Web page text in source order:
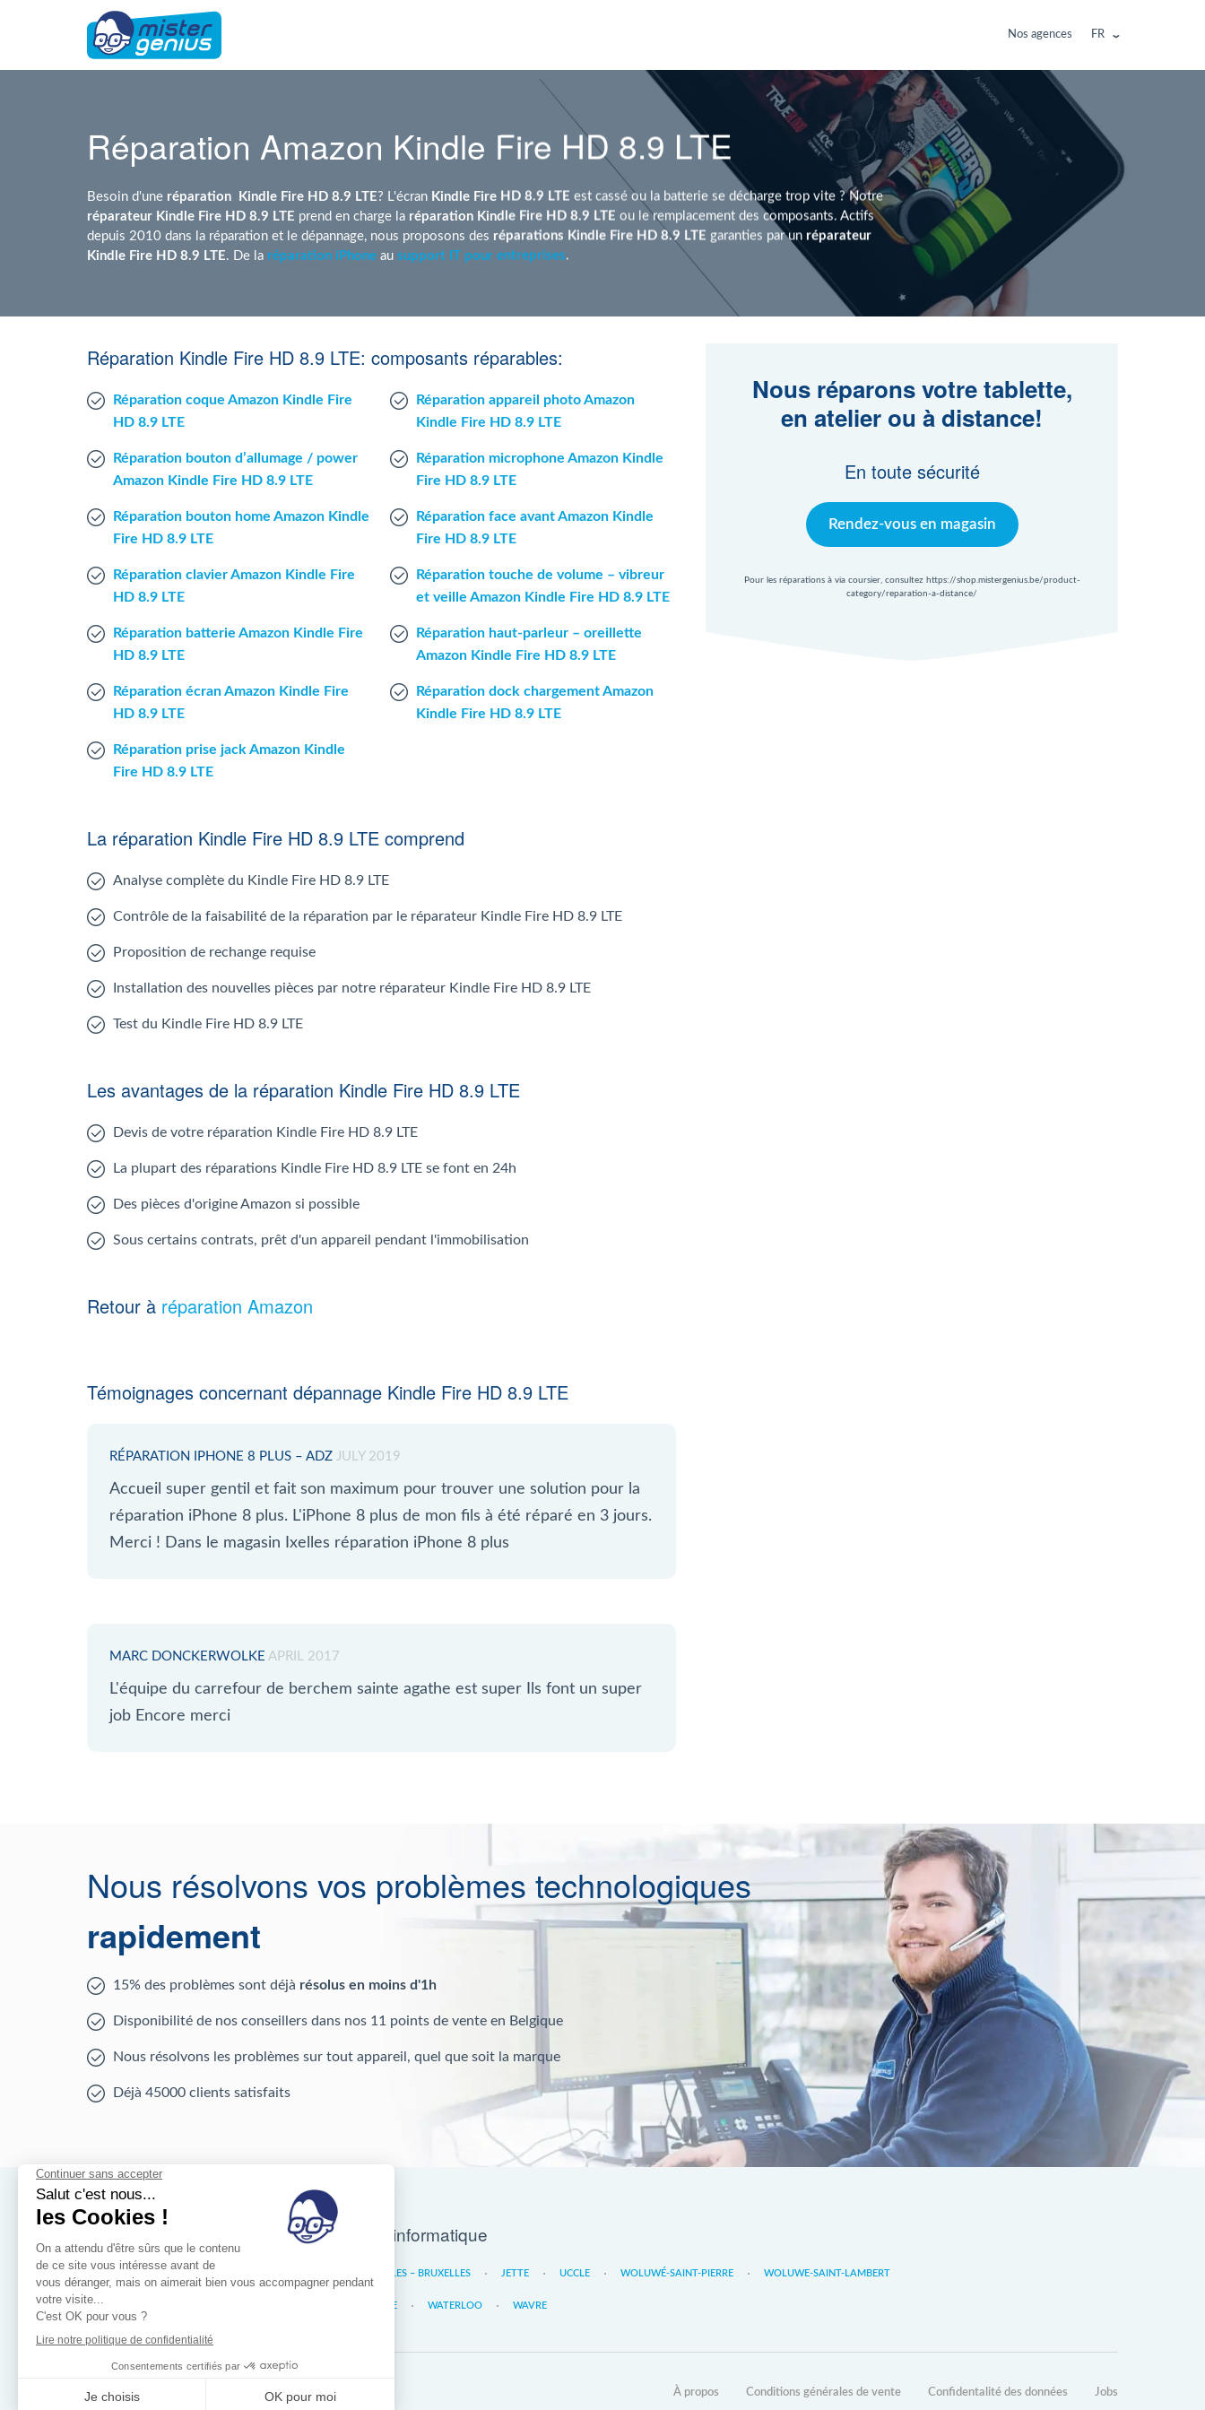
Nos agences FR
Réparation Amazon Kindle Fire HD 8.9 LTE
Besoin d'une réparation Kindle Fire HD 8.9 LTE? L'écran Kindle Fire HD 8.9 LTE est cassé ou la batterie se décharge trop vite ? Notre
réparateur Kindle Fire HD 8.9 LTE prend en charge la réparation Kindle Fire HD 8.9 LTE ou le remplacement des composants. Actifs
depuis 2010 dans la réparation et le dépannage, nous proposons des réparations Kindle Fire HD 8.9 LTE garanties par un réparateur
Kindle Fire HD 8.9 LTE. De la réparation iPhone au support IT pour entreprises.
Réparation Kindle Fire HD 8.9 LTE: composants réparables:
Réparation coque Amazon Kindle Fire
HD 8.9 LTE
Réparation bouton d’allumage / power
Amazon Kindle Fire HD 8.9 LTE
Réparation bouton home Amazon Kindle
Fire HD 8.9 LTE
Réparation clavier Amazon Kindle Fire
HD 8.9 LTE
Réparation batterie Amazon Kindle Fire
HD 8.9 LTE
Réparation écran Amazon Kindle Fire
HD 8.9 LTE
Réparation prise jack Amazon Kindle
Fire HD 8.9 LTE
Réparation appareil photo Amazon
Kindle Fire HD 8.9 LTE
Réparation microphone Amazon Kindle
Fire HD 8.9 LTE
Réparation face avant Amazon Kindle
Fire HD 8.9 LTE
Réparation touche de volume – vibreur
et veille Amazon Kindle Fire HD 8.9 LTE
Réparation haut-parleur – oreillette
Amazon Kindle Fire HD 8.9 LTE
Réparation dock chargement Amazon
Kindle Fire HD 8.9 LTE
Nous réparons votre tablette,
en atelier ou à distance!
En toute sécurité
Rendez-vous en magasin
Pour les réparations à via coursier, consultez https://shop.mistergenius.be/product-
category/reparation-a-distance/
La réparation Kindle Fire HD 8.9 LTE comprend
Analyse complète du Kindle Fire HD 8.9 LTE
Contrôle de la faisabilité de la réparation par le réparateur Kindle Fire HD 8.9 LTE
Proposition de rechange requise
Installation des nouvelles pièces par notre réparateur Kindle Fire HD 8.9 LTE
Test du Kindle Fire HD 8.9 LTE
Les avantages de la réparation Kindle Fire HD 8.9 LTE
Devis de votre réparation Kindle Fire HD 8.9 LTE
La plupart des réparations Kindle Fire HD 8.9 LTE se font en 24h
Des pièces d'origine Amazon si possible
Sous certains contrats, prêt d'un appareil pendant l'immobilisation
Retour à réparation Amazon
Témoignages concernant dépannage Kindle Fire HD 8.9 LTE
RÉPARATION IPHONE 8 PLUS – ADZ JULY 2019
Accueil super gentil et fait son maximum pour trouver une solution pour la
réparation iPhone 8 plus. L'iPhone 8 plus de mon fils à été réparé en 3 jours.
Merci ! Dans le magasin Ixelles réparation iPhone 8 plus
MARC DONCKERWOLKE APRIL 2017
L'équipe du carrefour de berchem sainte agathe est super Ils font un super
job Encore merci
Nous résolvons vos problèmes technologiques
rapidement
15% des problèmes sont déjà résolus en moins d'1h
Disponibilité de nos conseillers dans nos 11 points de vente en Belgique
Nous résolvons les problèmes sur tout appareil, quel que soit la marque
Déjà 45000 clients satisfaits
Nos magasins d'informatique
IXELLES – BRUXELLES JETTE UCCLE WOLUWÉ-SAINT-PIERRE WOLUWE-SAINT-LAMBERT
LIÈGE WATERLOO WAVRE
À propos Conditions générales de vente Confidentalité des données Jobs